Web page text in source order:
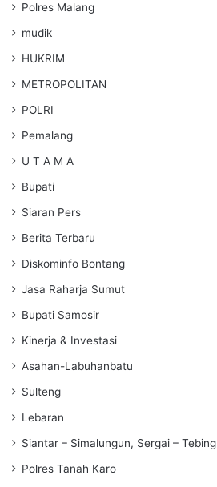
Polres Malang
mudik
HUKRIM
METROPOLITAN
POLRI
Pemalang
U T A M A
Bupati
Siaran Pers
Berita Terbaru
Diskominfo Bontang
Jasa Raharja Sumut
Bupati Samosir
Kinerja & Investasi
Asahan-Labuhanbatu
Sulteng
Lebaran
Siantar – Simalungun, Sergai – Tebing
Polres Tanah Karo